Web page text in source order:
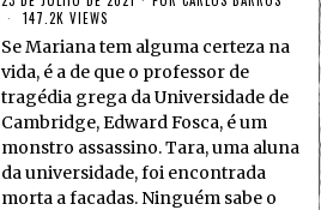
147.2K VIEWS
Se Mariana tem alguma certeza na
vida, é a de que o professor de
tragédia grega da Universidade de
Cambridge, Edward Fosca, é um
monstro assassino. Tara, uma aluna
da universidade, foi encontrada
morta a facadas. Ninguém sabe o